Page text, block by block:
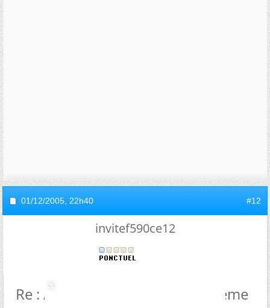
01/12/2005, 22h40 #12
invitef590ce12
Re : Aide Sur Le Choix D'un Syteme